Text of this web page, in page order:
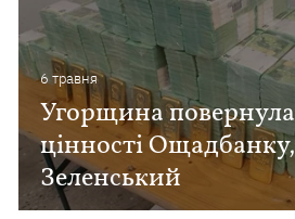
6 травня
Угорщина
цінності
Зеленський